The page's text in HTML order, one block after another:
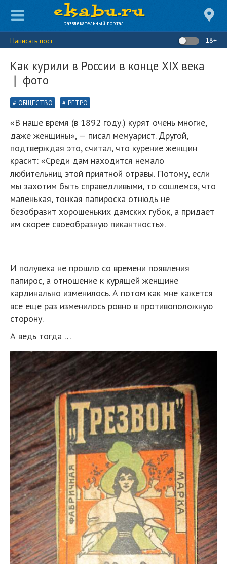
развлекательный портал
Написать пост 18+
Как курили в России в конце XIX века
❘ фото
ОБЩЕСТВО РЕТРО
«В наше время (в 1892 году.) курят очень многие,
даже женщины», — писал мемуарист. Другой,
подтверждая это, считал, что курение женщин
красит: «Среди дам находится немало
любительниц этой приятной отравы. Потому, если
мы захотим быть справедливыми, то сошлемся, что
маленькая, тонкая папироска отнюдь не
безобразит хорошеньких дамских губок, а придает
им скорее своеобразную пикантность».
И полувека не прошло со времени появления
папирос, а отношение к курящей женщине
кардинально изменилось. А потом как мне кажется
все еще раз изменилось ровно в противоположную
сторону.
А ведь тогда …